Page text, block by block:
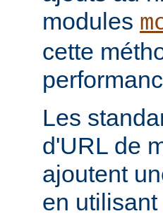
modules
cette
Les
d'URL de
ajoutent
en